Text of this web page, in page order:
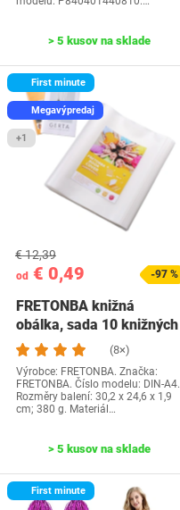
> 5 kusov na sklade
First minute
Megavýpredaj
+1
od € 0,49
€ 12,39
-97 %
FRETONBA knižná
obálka, sada 10 knižných
dosiek, priehľadné…
(8×)
Výrobce: FRETONBA. Značka:
FRETONBA. Číslo modelu: DIN-A4.
Rozměry balení: 30,2 x 24,6 x 1,9
cm; 380 g. Materiál…
> 5 kusov na sklade
First minute